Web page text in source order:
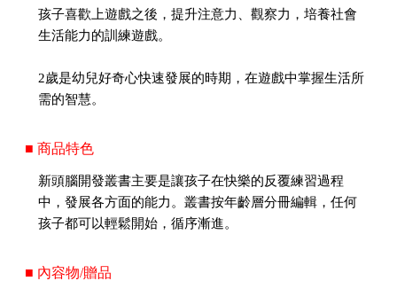
孩子喜歡上遊戲之後，提升注意力、觀察力，培養社會
生活能力的訓練遊戲。
2歲是幼兒好奇心快速發展的時期，在遊戲中掌握生活所
需的智慧。
■ 商品特色
新頭腦開發叢書主要是讓孩子在快樂的反覆練習過程
中，發展各方面的能力。叢書按年齡層分冊編輯，任何
孩子都可以輕鬆開始，循序漸進。
■ 內容物/贈品